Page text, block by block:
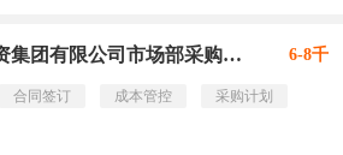
海南瑞橡热带经济投资集团有限公司市场部采购管理岗 6-8千
合同签订 成本管控
采购计划